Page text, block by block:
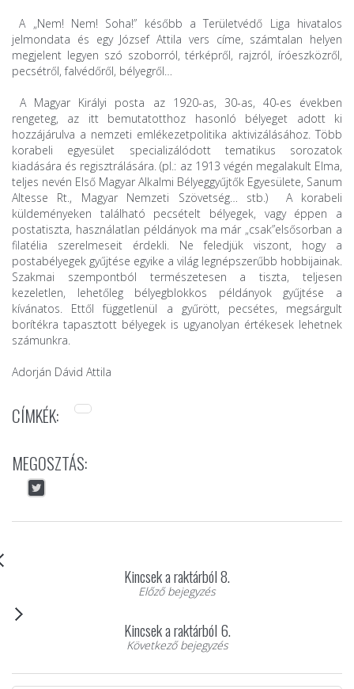
A „Nem! Nem! Soha!” később a Területvédő Liga hivatalos
jelmondata és egy József Attila vers címe, számtalan helyen
megjelent legyen szó szoborról, térképről, rajzról, íróeszközről,
pecsétről, falvédőről, bélyegről…
A Magyar Királyi posta az 1920-as, 30-as, 40-es években
rengeteg, az itt bemutatotthoz hasonló bélyeget adott ki
hozzájárulva a nemzeti emlékezetpolitika aktivizálásához. Több
korabeli egyesület specializálódott tematikus sorozatok
kiadására és regisztrálására. (pl.: az 1913 végén megalakult Elma,
teljes nevén Első Magyar Alkalmi Bélyeggyűjtők Egyesülete, Sanum
Altesse Rt., Magyar Nemzeti Szövetség… stb.) A korabeli
küldeményeken található pecsételt bélyegek, vagy éppen a
postatiszta, használatlan példányok ma már „csak”elsősorban a
filatélia szerelmeseit érdekli. Ne feledjük viszont, hogy a
postabélyegek gyűjtése egyike a világ legnépszerűbb hobbijainak.
Szakmai szempontból természetesen a tiszta, teljesen
kezeletlen, lehetőleg bélyegblokkos példányok gyűjtése a
kívánatos. Ettől függetlenül a gyűrött, pecsétes, megsárgult
borítékra tapasztott bélyegek is ugyanolyan értékesek lehetnek
számunkra.
Adorján Dávid Attila
CÍMKÉK:
MEGOSZTÁS:
Kincsek a raktárból 8.
Előző bejegyzés
Kincsek a raktárból 6.
Következő bejegyzés